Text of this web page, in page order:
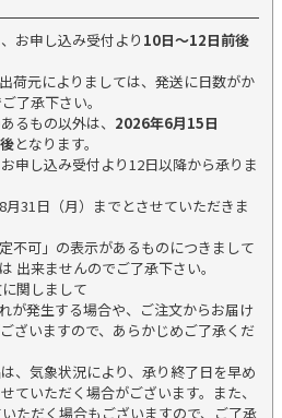
お申し込み受付より 10日～12日前後
荷元によりましては、発送に日数がか
了承下さい。
るもの以外は、 2026年6月15日
となります。
申し込み受付より12日以降から承りま
31日（月）までとさせていただきま
不可」の表示があるものにつきまして
出来ませんのでご了承下さい。
関しまして
が発生する場合や、ご注文からお届け
ざいますので、あらかじめご了承くだ
、気象状況により、承り終了日を早め
ていただく場合がございます。また、
ただく場合もございますので、ご了承